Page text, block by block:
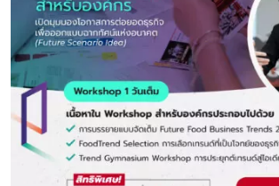
Trend 2026-2027 หนังสือสรุปเทรนด์ด้าน
อนาคต ประจำปี 2026 (ชุดข้อมูลเทรนด์อยู่
Book สามารถดาวน์โหลดอ่านได้ทันที) พิเศษ
6,384 บาท จากราคาเต็ม 7,980 บาท ชุดข้
Consumer Future Insight in Food
ความในใจของผู้บริโภคยุดใหม่กับแวดวงอาหา
เรื่องใหญ่ เนื้อหาภายเล่ม ประกอบด้วย
ทฤษฎีและสมมติฐานงานวิจัย บทที่ 1